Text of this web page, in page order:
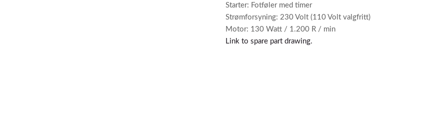
Starter: Fotføler med timer
Strømforsyning: 230 Volt (110 Volt valgfritt)
Motor: 130 Watt / 1.200 R / min
Link to spare part drawing.